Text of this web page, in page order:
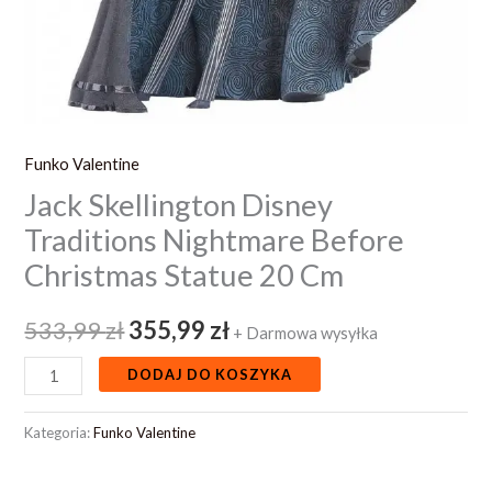
Funko Valentine
Jack Skellington Disney
Traditions Nightmare Before
Christmas Statue 20 Cm
533,99zł355,99 zł + Darmowa wysyłka
DODAJ DO KOSZYKA
Kategoria:Funko Valentine